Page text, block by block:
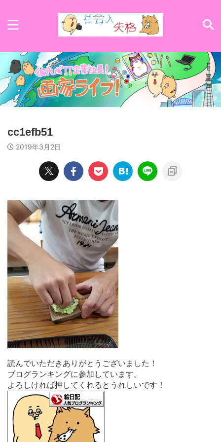
cc1efb51
2019年3月2日
読んでいただきありがとうございました！
ブログランキングに参加しています。
よろしければ押してくれるとうれしいです！